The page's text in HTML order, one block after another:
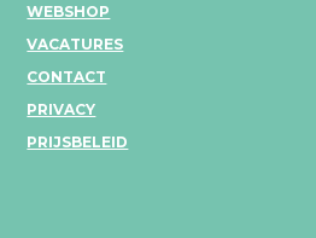
WEBSHOP
VACATURES
CONTACT
PRIVACY
PRIJSBELEID